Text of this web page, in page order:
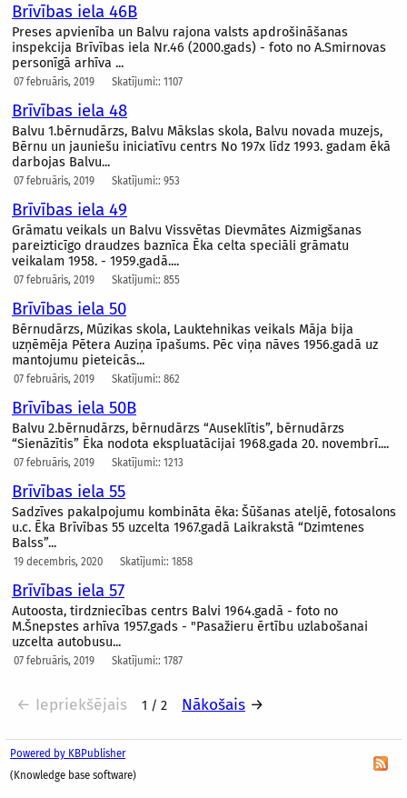
Brīvības iela 46B
Preses apvienība un Balvu rajona valsts apdrošināšanas
inspekcija Brīvības iela Nr.46 (2000.gads) - foto no A.Smirnovas
personīgā arhīva ...
07 februāris, 2019 Skatījumi:: 1107
Brīvības iela 48
Balvu 1.bērnudārzs, Balvu Mākslas skola, Balvu novada muzejs,
Bērnu un jauniešu iniciatīvu centrs No 197x līdz 1993. gadam ēkā
darbojas Balvu...
07 februāris, 2019 Skatījumi:: 953
Brīvības iela 49
Grāmatu veikals un Balvu Vissvētas Dievmātes Aizmigšanas
pareizticīgo draudzes baznīca Ēka celta speciāli grāmatu
veikalam 1958. - 1959.gadā....
07 februāris, 2019 Skatījumi:: 855
Brīvības iela 50
Bērnudārzs, Mūzikas skola, Lauktehnikas veikals Māja bija
uzņēmēja Pētera Auziņa īpašums. Pēc viņa nāves 1956.gadā uz
mantojumu pieteicās...
07 februāris, 2019 Skatījumi:: 862
Brīvības iela 50B
Balvu 2.bērnudārzs, bērnudārzs “Auseklītis”, bērnudārzs
“Sienāzītis” Ēka nodota ekspluatācijai 1968.gada 20. novembrī....
07 februāris, 2019 Skatījumi:: 1213
Brīvības iela 55
Sadzīves pakalpojumu kombināta ēka: Šūšanas ateljē, fotosalons
u.c. Ēka Brīvības 55 uzcelta 1967.gadā Laikrakstā “Dzimtenes
Balss”...
19 decembris, 2020 Skatījumi:: 1858
Brīvības iela 57
Autoosta, tirdzniecības centrs Balvi 1964.gadā - foto no
M.Šnepstes arhīva 1957.gads - "Pasažieru ērtību uzlabošanai
uzcelta autobusu...
07 februāris, 2019 Skatījumi:: 1787
← Iepriekšējais 1 / 2 Nākošais →
Powered by KBPublisher
(Knowledge base software)